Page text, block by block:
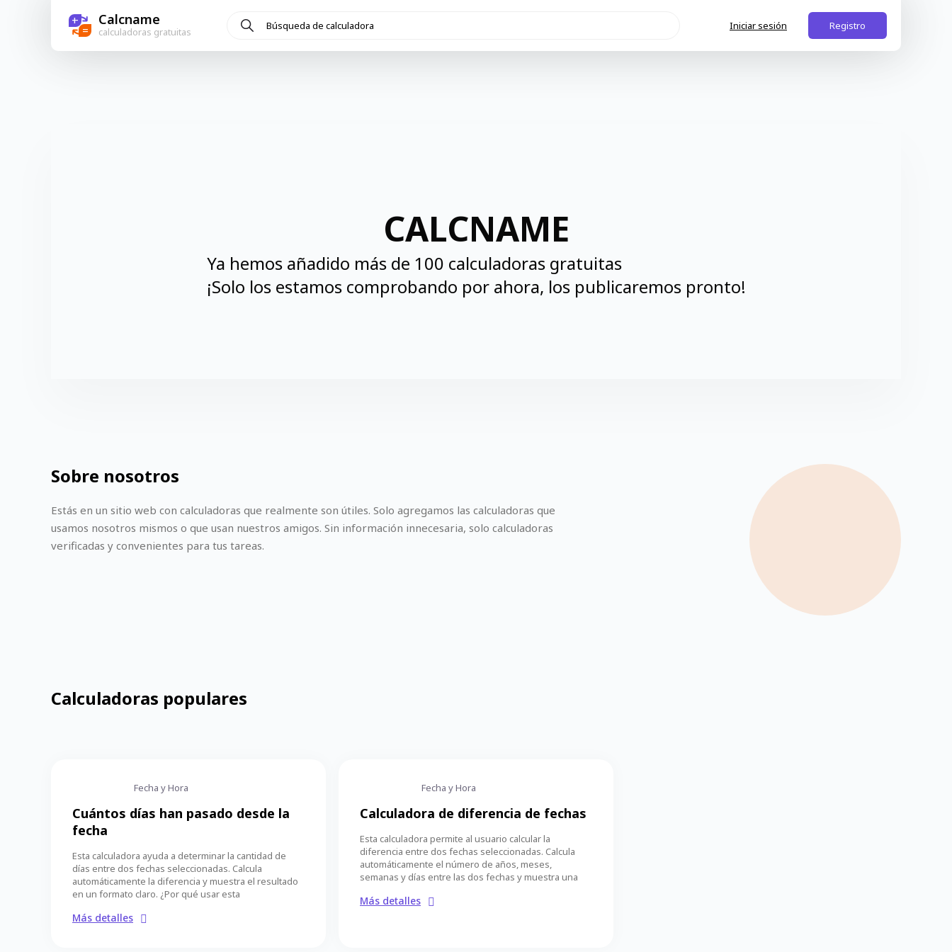
+
=
Calcname
calculadoras gratuitas Iniciar sesión Registro
CALCNAME
Ya hemos añadido más de 100 calculadoras gratuitas
¡Solo los estamos comprobando por ahora, los publicaremos pronto!
Sobre nosotros
Estás en un sitio web con calculadoras que realmente son útiles. Solo agregamos las calculadoras que
usamos nosotros mismos o que usan nuestros amigos. Sin información innecesaria, solo calculadoras
verificadas y convenientes para tus tareas.
Calculadoras populares
Fecha y Hora
Cuántos días han pasado desde la
fecha
Esta calculadora ayuda a determinar la cantidad de
días entre dos fechas seleccionadas. Calcula
automáticamente la diferencia y muestra el resultado
en un formato claro. ¿Por qué usar esta
Más detalles
Fecha y Hora
Calculadora de diferencia de fechas
Esta calculadora permite al usuario calcular la
diferencia entre dos fechas seleccionadas. Calcula
automáticamente el número de años, meses,
semanas y días entre las dos fechas y muestra una
Más detalles